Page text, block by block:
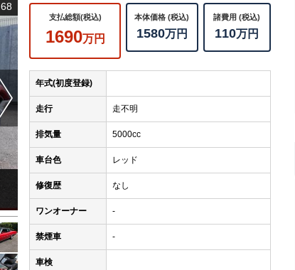
冷やかし、興味本位の方のご来店はお断りしております。御来店は
願い致します。ご理解、ご協力の程、宜しくお願い致します！
Next
68
支払総額(税込)
1690万円
本体価格 (税込)
1580万円
諸費用 (税込)
110万円
年式(初度登録)
走行 走不明
排気量 5000cc
車台色 レッド
修復歴 なし
ワンオーナー -
禁煙車 -
車検